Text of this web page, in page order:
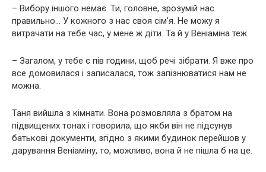
– Вибору іншого немає. Ти, головне, зрозумій нас
правильно… У кожного з нас своя сім’я. Не можу я
витрачати на тебе час, у мене ж діти. Та й у Веніаміна теж.
– Загалом, у тебе є пів години, щоб речі зібрати. Я вже про
все домовилася і записалася, тож запізнюватися нам не
можна.
Таня вийшла з кімнати. Вона розмовляла з братом на
підвищених тонах і говорила, що якби він не підсунув
батькові документи, згідно з якими будинок перейшов у
дарування Веніаміну, то, можливо, вона й не пішла б на це.